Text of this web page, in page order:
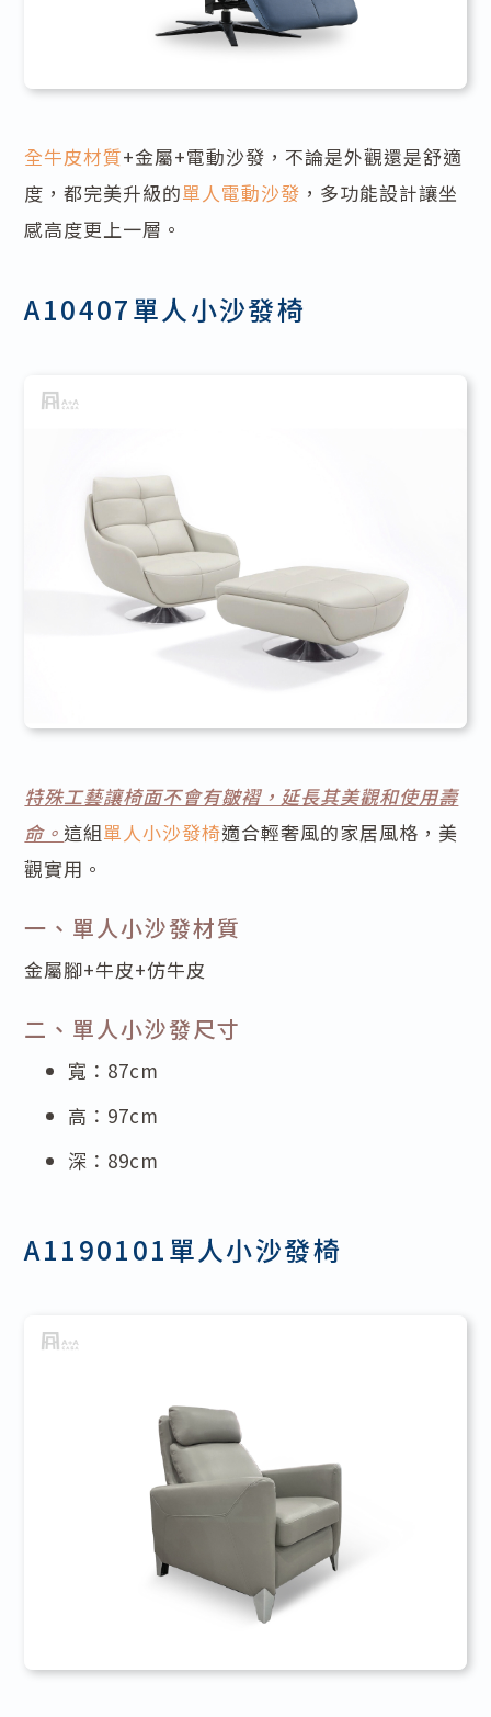
全牛皮材質+金屬+電動沙發，不論是外觀還是舒適
度，都完美升級的單人電動沙發 ，多功能設計讓坐
感高度更上一層。
A10407單人小沙發椅
特殊工藝讓椅面不會有皺褶，延長其美觀和使用壽
命。 這組單人小沙發椅適合輕奢風的家居風格，美
觀實用。
一、單人小沙發材質
金屬腳+牛皮+仿牛皮
二、單人小沙發尺寸
寬：87cm
高：97cm
深：89cm
A1190101單人小沙發椅